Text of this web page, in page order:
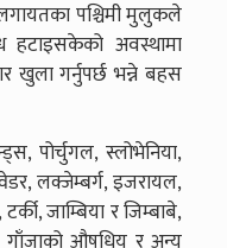
पश्चिमी मुलुकले
अवस्थामा
खुला गर्नुपर्छ भन्ने बहस
पोर्चुगल, स्लोभेनिया,
लक्जेम्बर्ग, इजरायल,
जाम्बिया र जिम्बाबे,